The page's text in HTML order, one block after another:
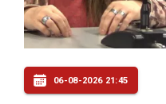
06-08-2026 21:45